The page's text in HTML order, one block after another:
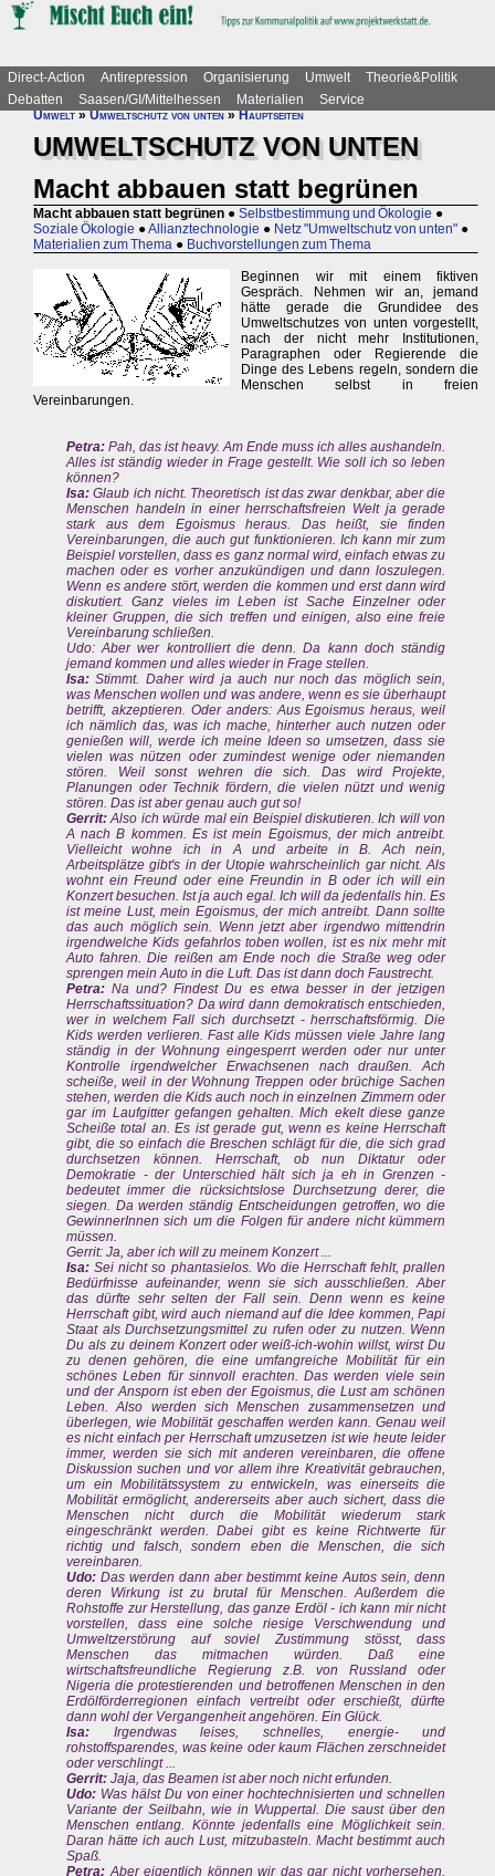
Direct-Action Antirepression Organisierung Umwelt
Theorie&Politik
Debatten
Saasen/GI/Mittelhessen Materialien
Service
Umwelt»Umweltschutz von unten»Hauptseiten
UMWELTSCHUTZ VON UNTEN
Macht abbauen statt begrünen
Macht abbauen statt begrünen ● Selbstbestimmung und Ökologie ●
Soziale Ökologie ●Allianztechnologie ● Netz "Umweltschutz von unten" ●
Materialien zum Thema ● Buchvorstellungen zum Thema
Beginnen wir mit einem fiktiven
Gespräch. Nehmen wir an, jemand
hätte gerade die Grundidee des
Umweltschutzes von unten vorgestellt,
nach der nicht mehr Institutionen,
Paragraphen oder Regierende die
Dinge des Lebens regeln, sondern die
Menschen selbst in freien
Vereinbarungen.
Petra: Pah, das ist heavy. Am Ende muss ich alles aushandeln.
Alles ist ständig wieder in Frage gestellt. Wie soll ich so leben
können?
Isa: Glaub ich nicht. Theoretisch ist das zwar denkbar, aber die
Menschen handeln in einer herrschaftsfreien Welt ja gerade
stark aus dem Egoismus heraus. Das heißt, sie finden
Vereinbarungen, die auch gut funktionieren. Ich kann mir zum
Beispiel vorstellen, dass es ganz normal wird, einfach etwas zu
machen oder es vorher anzukündigen und dann loszulegen.
Wenn es andere stört, werden die kommen und erst dann wird
diskutiert. Ganz vieles im Leben ist Sache Einzelner oder
kleiner Gruppen, die sich treffen und einigen, also eine freie
Vereinbarung schließen.
Udo: Aber wer kontrolliert die denn. Da kann doch ständig
jemand kommen und alles wieder in Frage stellen.
Isa: Stimmt. Daher wird ja auch nur noch das möglich sein,
was Menschen wollen und was andere, wenn es sie überhaupt
betrifft, akzeptieren. Oder anders: Aus Egoismus heraus, weil
ich nämlich das, was ich mache, hinterher auch nutzen oder
genießen will, werde ich meine Ideen so umsetzen, dass sie
vielen was nützen oder zumindest wenige oder niemanden
stören. Weil sonst wehren die sich. Das wird Projekte,
Planungen oder Technik fördern, die vielen nützt und wenig
stören. Das ist aber genau auch gut so!
Gerrit:Also ich würde mal ein Beispiel diskutieren. Ich will von
A nach B kommen. Es ist mein Egoismus, der mich antreibt.
Vielleicht wohne ich in A und arbeite in B. Ach nein,
Arbeitsplätze gibt's in der Utopie wahrscheinlich gar nicht. Als
wohnt ein Freund oder eine Freundin in B oder ich will ein
Konzert besuchen. Ist ja auch egal. Ich will da jedenfalls hin. Es
ist meine Lust, mein Egoismus, der mich antreibt. Dann sollte
das auch möglich sein. Wenn jetzt aber irgendwo mittendrin
irgendwelche Kids gefahrlos toben wollen, ist es nix mehr mit
Auto fahren. Die reißen am Ende noch die Straße weg oder
sprengen mein Auto in die Luft. Das ist dann doch Faustrecht.
Petra: Na und? Findest Du es etwa besser in der jetzigen
Herrschaftssituation? Da wird dann demokratisch entschieden,
wer in welchem Fall sich durchsetzt - herrschaftsförmig. Die
Kids werden verlieren. Fast alle Kids müssen viele Jahre lang
ständig in der Wohnung eingesperrt werden oder nur unter
Kontrolle irgendwelcher Erwachsenen nach draußen. Ach
scheiße, weil in der Wohnung Treppen oder brüchige Sachen
stehen, werden die Kids auch noch in einzelnen Zimmern oder
gar im Laufgitter gefangen gehalten. Mich ekelt diese ganze
Scheiße total an. Es ist gerade gut, wenn es keine Herrschaft
gibt, die so einfach die Breschen schlägt für die, die sich grad
durchsetzen können. Herrschaft, ob nun Diktatur oder
Demokratie - der Unterschied hält sich ja eh in Grenzen -
bedeutet immer die rücksichtslose Durchsetzung derer, die
siegen. Da werden ständig Entscheidungen getroffen, wo die
GewinnerInnen sich um die Folgen für andere nicht kümmern
müssen.
Gerrit: Ja, aber ich will zu meinem Konzert ...
Isa: Sei nicht so phantasielos. Wo die Herrschaft fehlt, prallen
Bedürfnisse aufeinander, wenn sie sich ausschließen. Aber
das dürfte sehr selten der Fall sein. Denn wenn es keine
Herrschaft gibt, wird auch niemand auf die Idee kommen, Papi
Staat als Durchsetzungsmittel zu rufen oder zu nutzen. Wenn
Du als zu deinem Konzert oder weiß-ich-wohin willst, wirst Du
zu denen gehören, die eine umfangreiche Mobilität für ein
schönes Leben für sinnvoll erachten. Das werden viele sein
und der Ansporn ist eben der Egoismus, die Lust am schönen
Leben. Also werden sich Menschen zusammensetzen und
überlegen, wie Mobilität geschaffen werden kann. Genau weil
es nicht einfach per Herrschaft umzusetzen ist wie heute leider
immer, werden sie sich mit anderen vereinbaren, die offene
Diskussion suchen und vor allem ihre Kreativität gebrauchen,
um ein Mobilitätssystem zu entwickeln, was einerseits die
Mobilität ermöglicht, andererseits aber auch sichert, dass die
Menschen nicht durch die Mobilität wiederum stark
eingeschränkt werden. Dabei gibt es keine Richtwerte für
richtig und falsch, sondern eben die Menschen, die sich
vereinbaren.
Udo: Das werden dann aber bestimmt keine Autos sein, denn
deren Wirkung ist zu brutal für Menschen. Außerdem die
Rohstoffe zur Herstellung, das ganze Erdöl - ich kann mir nicht
vorstellen, dass eine solche riesige Verschwendung und
Umweltzerstörung auf soviel Zustimmung stösst, dass
Menschen das mitmachen würden. Daß eine
wirtschaftsfreundliche Regierung z.B. von Russland oder
Nigeria die protestierenden und betroffenen Menschen in den
Erdölförderregionen einfach vertreibt oder erschießt, dürfte
dann wohl der Vergangenheit angehören. Ein Glück.
Isa: Irgendwas leises, schnelles, energie- und
rohstoffsparendes, was keine oder kaum Flächen zerschneidet
oder verschlingt ...
Gerrit: Jaja, das Beamen ist aber noch nicht erfunden.
Udo: Was hälst Du von einer hochtechnisierten und schnellen
Variante der Seilbahn, wie in Wuppertal. Die saust über den
Menschen entlang. Könnte jedenfalls eine Möglichkeit sein.
Daran hätte ich auch Lust, mitzubasteln. Macht bestimmt auch
Spaß.
Petra: Aber eigentlich können wir das gar nicht vorhersehen.